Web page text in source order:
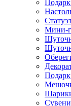
Мини-